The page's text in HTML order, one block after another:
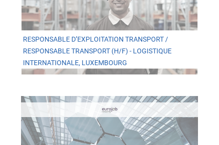
RESPONSABLE D’EXPLOITATION TRANSPORT /
RESPONSABLE TRANSPORT (H/F) - LOGISTIQUE
INTERNATIONALE, LUXEMBOURG